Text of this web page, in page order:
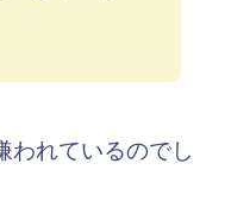
われているのでし